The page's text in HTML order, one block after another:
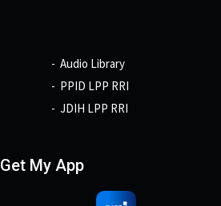
Audio Library
PPID LPP RRI
JDIH LPP RRI
Get My App